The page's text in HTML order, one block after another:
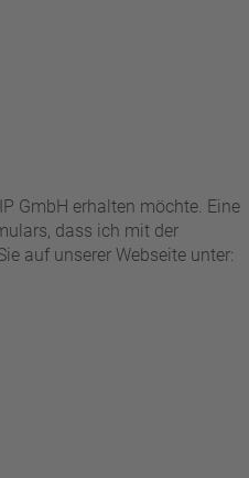
GmbH erhalten möchte. Eine
dass ich mit der
auf unserer Webseite unter: